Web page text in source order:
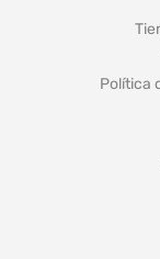
Política